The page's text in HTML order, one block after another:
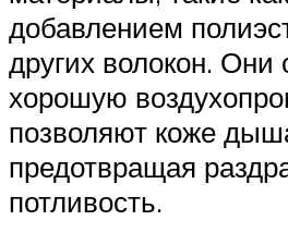
добавлением
других волокон. Они
хорошую
позволяют коже
предотвращая
потливость.